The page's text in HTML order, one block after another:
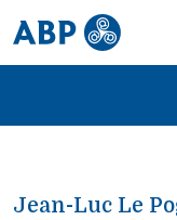
Jean-Luc Le